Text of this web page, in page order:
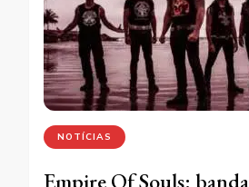
NOTÍCIAS
Empire Of Souls: